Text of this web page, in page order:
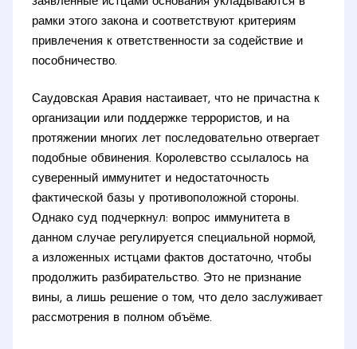
рамки этого закона и соответствуют критериям
привлечения к ответственности за содействие и
пособничество.
Саудовская Аравия настаивает, что не причастна к
организации или поддержке террористов, и на
протяжении многих лет последовательно отвергает
подобные обвинения. Королевство ссылалось на
суверенный иммунитет и недостаточность
фактической базы у противоположной стороны.
Однако суд подчеркнул: вопрос иммунитета в
данном случае регулируется специальной нормой,
а изложенных истцами фактов достаточно, чтобы
продолжить разбирательство. Это не признание
вины, а лишь решение о том, что дело заслуживает
рассмотрения в полном объёме.